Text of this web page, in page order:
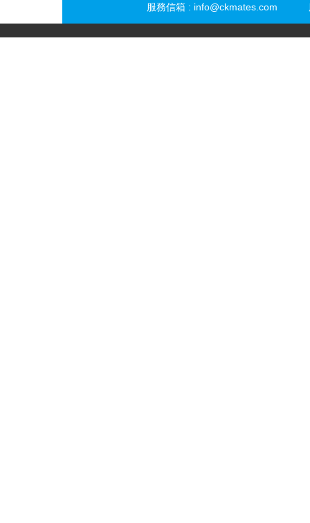
服務信箱 : info@ckmates.com